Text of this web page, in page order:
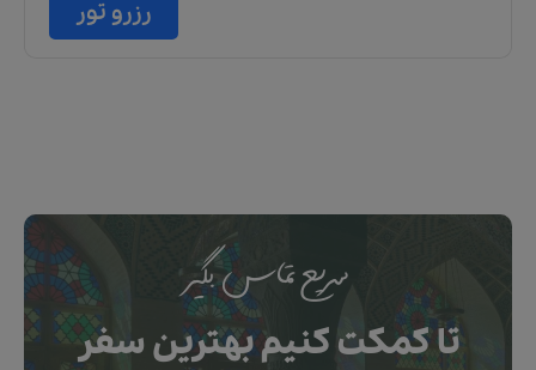
رزرو تور
سریع تماس بگیر
تا کمکت کنیم بهترین سفر